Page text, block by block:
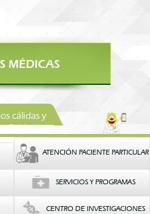
cálidas y
ATENCIÓN PACIENTE PARTICULAR
SERVICIOS Y PROGRAMAS
CENTRO DE INVESTIGACIONES